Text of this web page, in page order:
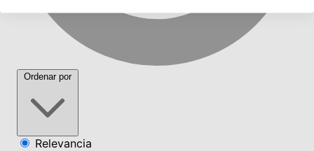
Ordenar por
Relevancia